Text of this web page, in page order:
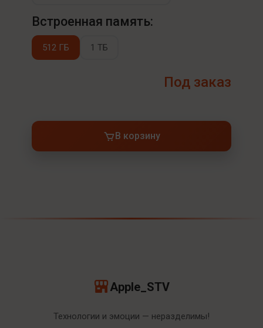
Встроенная память:
512 ГБ 1 ТБ
Под заказ
В корзину
Apple_STV
Технологии и эмоции — неразделимы!